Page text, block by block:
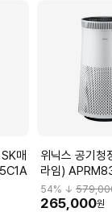
매
위닉스 공기청
라임)
54% ↓
265,000원